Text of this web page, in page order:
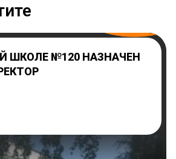
ШКОЛЕ №120 НАЗНАЧЕН